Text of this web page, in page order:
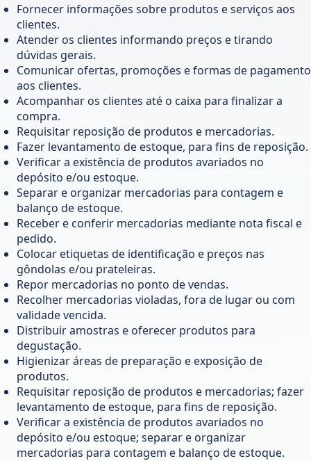
Fornecer informações sobre produtos e serviços aos
clientes.
Atender os clientes informando preços e tirando
dúvidas gerais.
Comunicar ofertas, promoções e formas de pagamento
aos clientes.
Acompanhar os clientes até o caixa para finalizar a
compra.
Requisitar reposição de produtos e mercadorias.
Fazer levantamento de estoque, para fins de reposição.
Verificar a existência de produtos avariados no
depósito e/ou estoque.
Separar e organizar mercadorias para contagem e
balanço de estoque.
Receber e conferir mercadorias mediante nota fiscal e
pedido.
Colocar etiquetas de identificação e preços nas
gôndolas e/ou prateleiras.
Repor mercadorias no ponto de vendas.
Recolher mercadorias violadas, fora de lugar ou com
validade vencida.
Distribuir amostras e oferecer produtos para
degustação.
Higienizar áreas de preparação e exposição de
produtos.
Requisitar reposição de produtos e mercadorias; fazer
levantamento de estoque, para fins de reposição.
Verificar a existência de produtos avariados no
depósito e/ou estoque; separar e organizar
mercadorias para contagem e balanço de estoque.